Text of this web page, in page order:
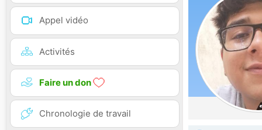
Appel vidéo
Activités
Faire un don
Chronologie de travail